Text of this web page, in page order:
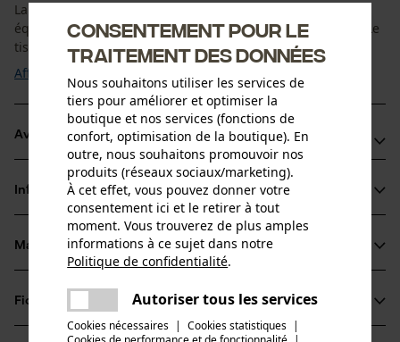
La salopette de protection anti-coupure possède un
équipement pratique tout en assurant confort et sécurité. Le
tissu extensible respirant offre une bonne ...
Afficher plus
Avantages du produit
Renforcement au niveau du bas des jambes : le polyester
robuste a subi un traitement déperlant et protège le bas
des jambes des saletés et de l’humidité
Salopette anticoupure KOX avec élargissement latéral de
la taille à l’aide de deux boutons, doublée d’un tissu stretch
pour la protection contre le froid et la saleté
Arrière de la salopette de protection anti-coupures KOX en
tissu extensible et respirant pour une mobilité optimale
Informations sur le produit
Détails du produit
Type dactivité
Protéger, Travailler, Éviter les accidents
Matériau & entretien
Matériau
Fiches techniques
Déclaration de conformité (PDF)
Consentement pour le
traitement des données
Nous souhaitons utiliser les services de
tiers pour améliorer et optimiser la
boutique et nos services (fonctions de
confort, optimisation de la boutique). En
outre, nous souhaitons promouvoir nos
produits (réseaux sociaux/marketing).
À cet effet, vous pouvez donner votre
consentement ici et le retirer à tout
moment. Vous trouverez de plus amples
informations à ce sujet dans notre
Politique de confidentialité.
Autoriser tous les services
Cookies nécessaires | Cookies statistiques |
Une erreur s'est produite. Veuillez
essayer encore.
partager
partager